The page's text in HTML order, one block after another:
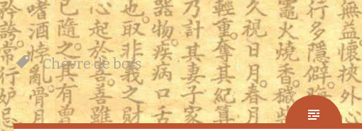
Chèvre de bois